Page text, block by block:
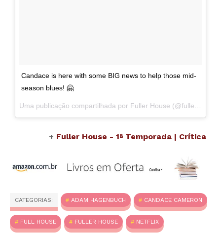
Candace is here with some BIG news to help those mid-
season blues! 🤗
+ Fuller House - 1ª Temporada | Crítica
CATEGORIAS: ADAM HAGENBUCH CANDACE CAMERON
FULL HOUSE FULLER HOUSE NETFLIX